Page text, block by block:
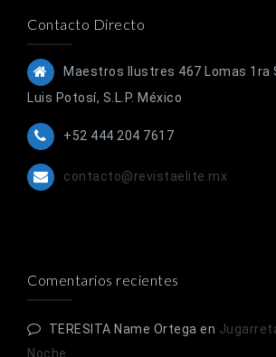
Contacto Directo
Maestros Ilustres 467 Lomas 1ra
Luis Potosí, S.L.P. México
+52 444 204 7617
contacto@revistaelite.mx
Comentarios recientes
TERESITA Name Ortega en
Noche